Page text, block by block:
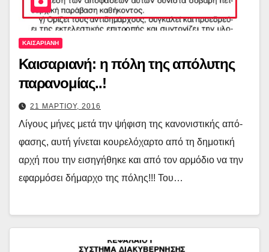
ΚΑΙΣΑΡΙΑΝΗ
Καισαριανή: η πόλη της απόλυτης
παρανομίας..!
21 ΜΑΡΤΙΟΥ, 2016
Λίγους μήνες μετά την ψήφιση της κανονιστικής από-
φασης, αυτή γίνεται κουρελόχαρτο από τη δημοτική
αρχή που την εισηγήθηκε και από τον αρμόδιο να την
εφαρμόσει δήμαρχο της πόλης!!! Του…